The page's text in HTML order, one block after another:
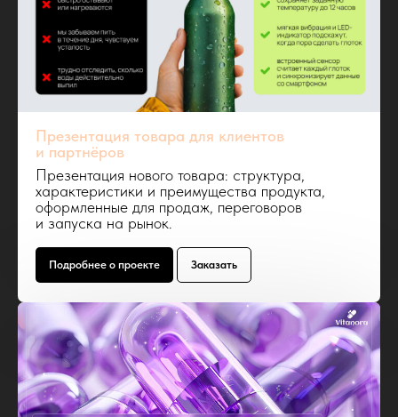
Презентация товара для клиентов
и партнёров
Презентация нового товара: структура,
характеристики и преимущества продукта,
оформленные для продаж, переговоров
и запуска на рынок.
Подробнее о проекте Заказать